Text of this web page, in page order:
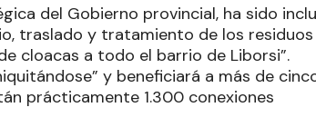
del Gobierno provincial, ha sido
traslado y tratamiento de los residuos
cloacas a todo el barrio de Liborsi”.
y beneficiará a más de
prácticamente 1.300 conexiones